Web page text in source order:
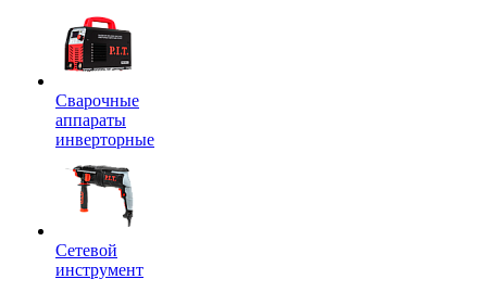
Сварочные
аппараты
инверторные
Сетевой
инструмент